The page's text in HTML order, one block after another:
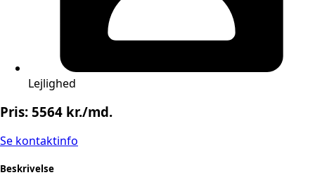
Lejlighed
Pris: 5564 kr./md.
Se kontaktinfo
Beskrivelse